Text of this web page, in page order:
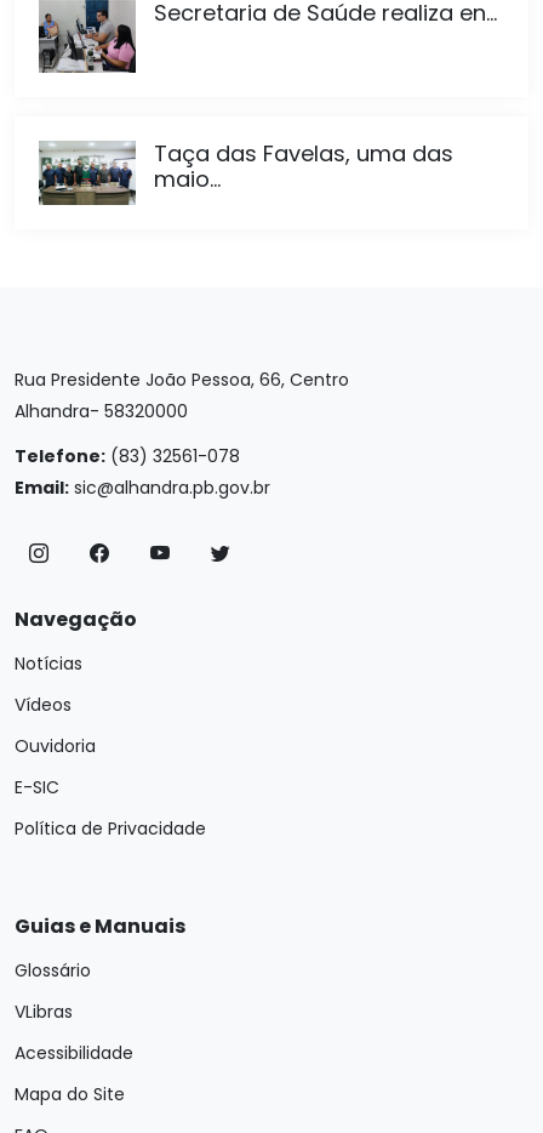
Secretaria de Saúde realiza en...
Taça das Favelas, uma das
maio...
Rua Presidente João Pessoa, 66, Centro
Alhandra- 58320000
Telefone: (83) 32561-078
Email: sic@alhandra.pb.gov.br
Navegação
Notícias
Vídeos
Ouvidoria
E-SIC
Política de Privacidade
Guias e Manuais
Glossário
VLibras
Acessibilidade
Mapa do Site